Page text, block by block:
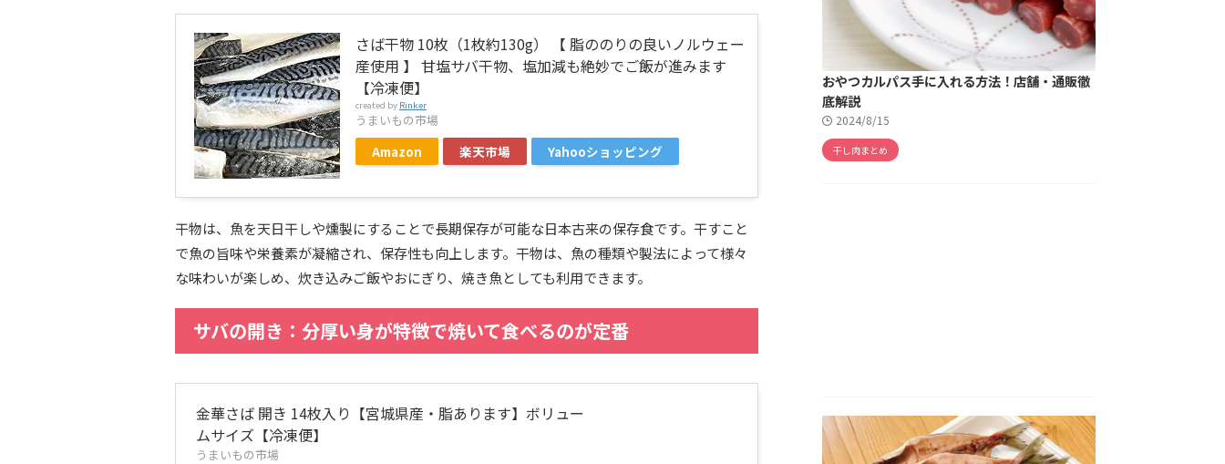
さば干物 10枚（1枚約130g） 【 脂ののりの良いノルウェー
産使用 】 甘塩サバ干物、塩加減も絶妙でご飯が進みます
【冷凍便】
created by Rinker
うまいもの市場
Amazon 楽天市場 Yahooショッピング
干物は、魚を天日干しや燻製にすることで長期保存が可能な日本古来の保存食です。干すこと
で魚の旨味や栄養素が凝縮され、保存性も向上します。干物は、魚の種類や製法によって様々
な味わいが楽しめ、炊き込みご飯やおにぎり、焼き魚としても利用できます。
サバの開き：分厚い身が特徴で焼いて食べるのが定番
金華さば 開き 14枚入り【宮城県産・脂あります】ボリュー
ムサイズ【冷凍便】
うまいもの市場
おやつカルパス手に入れる方法！店舗・通販徹
底解説
2024/8/15
干し肉まとめ